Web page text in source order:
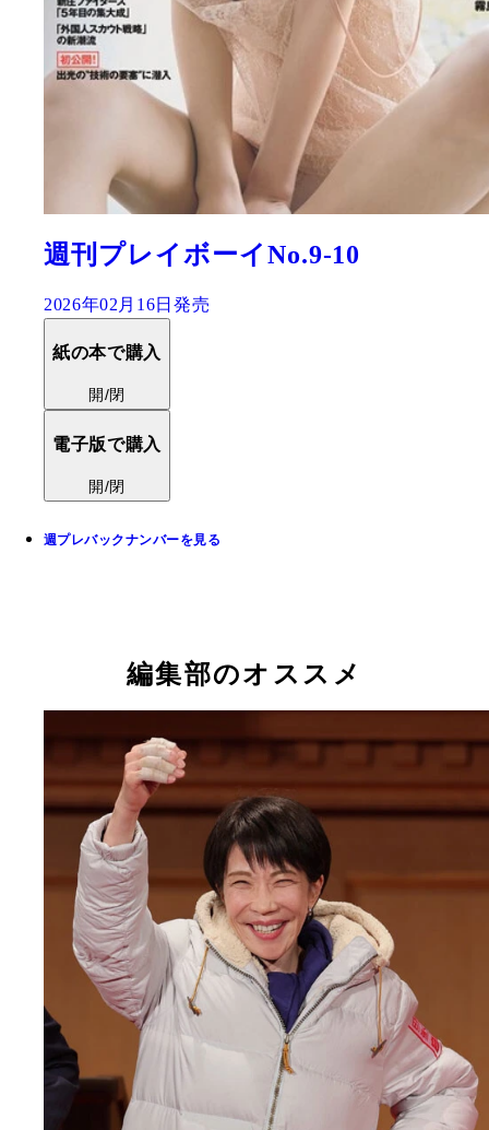
週刊プレイボーイNo.9-10
2026年02月16日発売
紙の本で購入
開/閉
電子版で購入
開/閉
週プレバックナンバーを見る
編集部のオススメ